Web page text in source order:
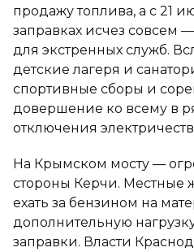
продажу топлива, а с 21
заправках исчез совсем
для экстренных служб.
детские лагеря и
спортивные сборы и
довершение ко всему в
отключения
На Крымском мосту —
стороны Керчи. Местные
ехать за бензином на
дополнительную
заправки. Власти